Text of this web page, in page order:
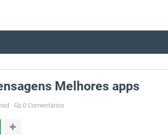
Melhores apps
0 Comentários